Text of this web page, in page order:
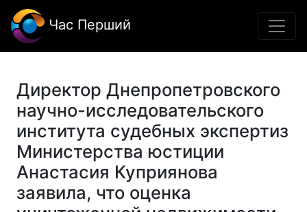
Час Перший
Директор Днепропетровского
научно-исследовательского
института судебных экспертиз
Министерства юстиции
Анастасия Куприянова
заявила, что оценка